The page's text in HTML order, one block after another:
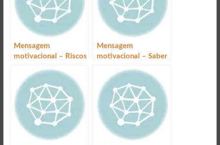
Mensagem
motivacional – Riscos
Mensagem
motivacional – Saber